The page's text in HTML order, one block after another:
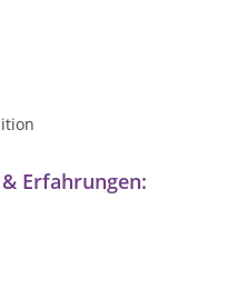
Erfahrungen: